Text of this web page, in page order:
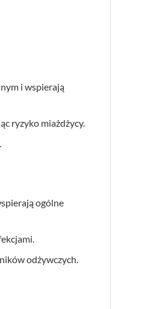
i wspierają
ryzyko miażdżycy.
ogólne
odżywczych.